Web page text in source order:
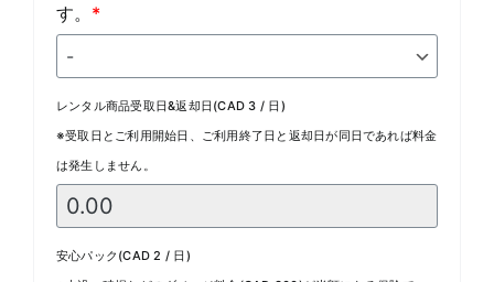
す。 *
レンタル商品受取日&返却日(CAD 3 / 日)
※受取日とご利用開始日、ご利用終了日と返却日が同日であれば料金
は発生しません。
安心パック(CAD 2 / 日)